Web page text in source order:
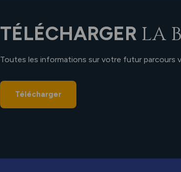
TÉLÉCHARGER LA
Toutes les informations sur votre futur parcours
Télécharger